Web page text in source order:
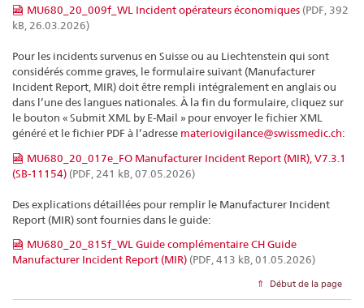
MU680_20_009f_WL Incident opérateurs économiques (PDF, 392
kB, 26.03.2026)
Pour les incidents survenus en Suisse ou au Liechtenstein qui sont
considérés comme graves, le formulaire suivant (Manufacturer
Incident Report, MIR) doit être rempli intégralement en anglais ou
dans l’une des langues nationales. À la fin du formulaire, cliquez sur
le bouton « Submit XML by E-Mail » pour envoyer le fichier XML
généré et le fichier PDF à l’adresse materiovigilance@swissmedic.ch:
MU680_20_017e_FO Manufacturer Incident Report (MIR), V7.3.1
(SB-11154) (PDF, 241 kB, 07.05.2026)
Des explications détaillées pour remplir le Manufacturer Incident
Report (MIR) sont fournies dans le guide:
MU680_20_815f_WL Guide complémentaire CH Guide
Manufacturer Incident Report (MIR) (PDF, 413 kB, 01.05.2026)
Début de la page